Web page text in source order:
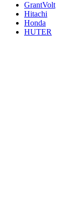
GrantVolt
Hitachi
Honda
HUTER